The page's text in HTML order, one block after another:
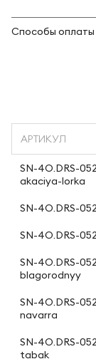
Способы оплаты
АРТИКУЛ
SN-4O.DRS-
akaciya-lorka
SN-4O.DRS-
SN-4O.DRS-
SN-4O.DRS-
blagorodnyy
SN-4O.DRS-
navarra
SN-4O.DRS-
tabak